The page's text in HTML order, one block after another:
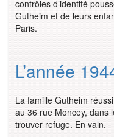
contrôles d’identité
Gutheim et de leurs
Paris.
L’année
La famille Gutheim
au 36 rue Moncey, dans
trouver refuge. En vain.